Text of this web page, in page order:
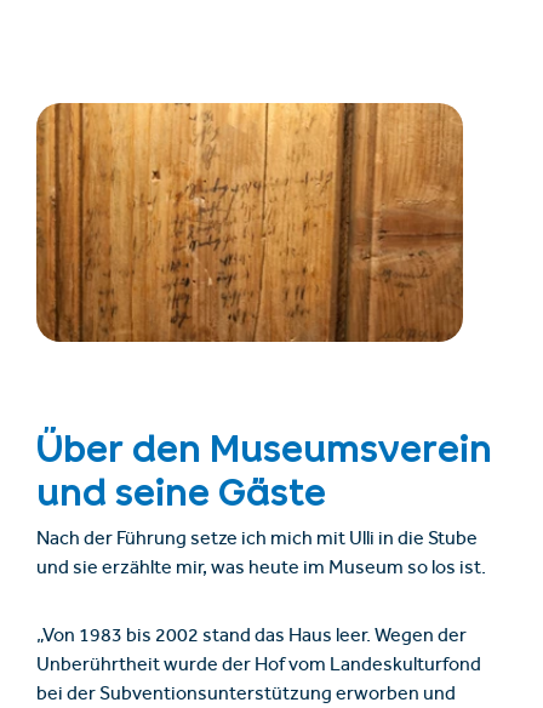
Über den Museumsverein
und seine Gäste
Nach der Führung setze ich mich mit Ulli in die Stube
und sie erzählte mir, was heute im Museum so los ist.
„Von 1983 bis 2002 stand das Haus leer. Wegen der
Unberührtheit wurde der Hof vom Landeskulturfond
bei der Subventionsunterstützung erworben und